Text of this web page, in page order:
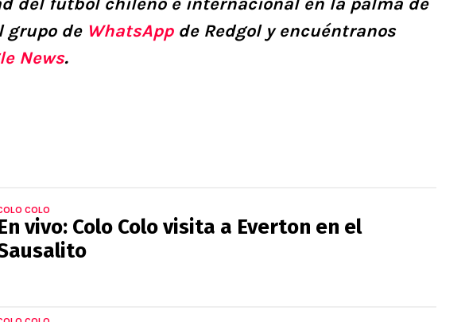
del fútbol chileno e internacional en la palma de
grupo de WhatsAppde Redgol y encuéntranos
News.
COLO
vivo: Colo Colo visita a Everton en el